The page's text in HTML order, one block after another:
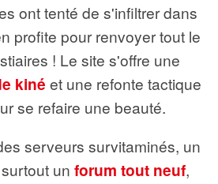
ont tenté de s'infiltrer dans
profite pour renvoyer tout le
! Le site s'offre une
kiné et une refonte tactique
se refaire une beauté.
serveurs survitaminés, un
un forum tout neuf,